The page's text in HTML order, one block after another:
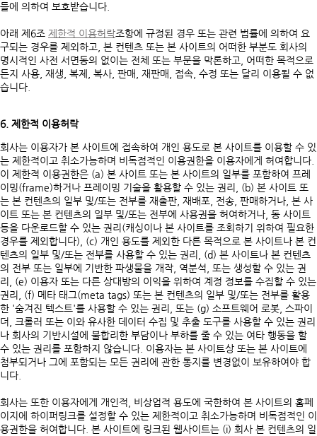
들에 의하여 보호받습니다.
아래 제6조 제한적 이용허락조항에 규정된 경우 또는 관련 법률에 의하여 요
구되는 경우를 제외하고, 본 컨텐츠 또는 본 사이트의 어떠한 부분도 회사의
명시적인 사전 서면동의 없이는 전체 또는 부문을 막론하고, 어떠한 목적으로
든지 사용, 재생, 복제, 복사, 판매, 재판매, 접속, 수정 또는 달리 이용될 수 없
습니다.
6. 제한적 이용허락
회사는 이용자가 본 사이트에 접속하여 개인 용도로 본 사이트를 이용할 수 있
는 제한적이고 취소가능하며 비독점적인 이용권한을 이용자에게 허여합니다.
이 제한적 이용권한은 (a) 본 사이트 또는 본 사이트의 일부를 포함하여 프레
이밍(frame)하거나 프레이밍 기술을 활용할 수 있는 권리, (b) 본 사이트 또
는 본 컨텐츠의 일부 및/또는 전부를 재출판, 재배포, 전송, 판매하거나, 본 사
이트 또는 본 컨텐츠의 일부 및/또는 전부에 사용권을 허여하거나, 동 사이트
등을 다운로드할 수 있는 권리(캐싱이나 본 사이트를 조회하기 위하여 필요한
경우를 제외합니다), (c) 개인 용도를 제외한 다른 목적으로 본 사이트나 본 컨
텐츠의 일부 및/또는 전부를 사용할 수 있는 권리, (d) 본 사이트나 본 컨텐츠
의 전부 또는 일부에 기반한 파생물을 개작, 역분석, 또는 생성할 수 있는 권
리, (e) 이용자 또는 다른 상대방의 이익을 위하여 계정 정보를 수집할 수 있는
권리, (f) 메타 태그(meta tags) 또는 본 컨텐츠의 일부 및/또는 전부를 활용
한 '숨겨진 텍스트'를 사용할 수 있는 권리, 또는 (g) 소프트웨어 로봇, 스파이
더, 크롤러 또는 이와 유사한 데이터 수집 및 추출 도구를 사용할 수 있는 권리
나 회사의 기반시설에 불합리한 부담이나 부하를 줄 수 있는 여타 행동을 할
수 있는 권리를 포함하지 않습니다. 이용자는 본 사이트상 또는 본 사이트에
첨부되거나 그에 포함되는 모든 권리에 관한 통지를 변경없이 보유하여야 합
니다.
회사는 또한 이용자에게 개인적, 비상업적 용도에 국한하여 본 사이트의 홈페
이지에 하이퍼링크를 설정할 수 있는 제한적이고 취소가능하며 비독점적인 이
용권한을 허여합니다. 본 사이트에 링크된 웹사이트는 (i) 회사 본 컨텐츠의 일